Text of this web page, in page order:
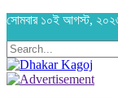
সোমবার ১০ই আগস্ট, ২০২৬